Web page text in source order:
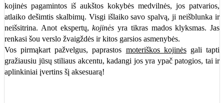
kojinės pagamintos iš aukštos kokybės medvilnės, jos patvarios,
atlaiko dešimtis skalbimų. Visgi išlaiko savo spalvą, ji neišblunka ir
neišsitrina. Anot ekspertų,kojinės yra tikras mados klyksmas. Jas
renkasi šou verslo žvaigždės ir kitos garsios asmenybės.
Vos pirmąkart pažvelgus, paprastos moteriškos kojinėsgali tapti
gražiausiu jūsų stiliaus akcentu, kadangi jos yra ypač patogios, tai ir
aplinkiniai įvertins šį aksesuarą!